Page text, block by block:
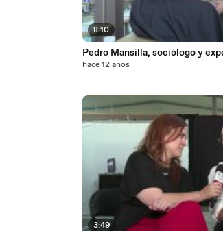
8:10
Pedro Mansilla, sociólogo y
hace 12 años
3:49